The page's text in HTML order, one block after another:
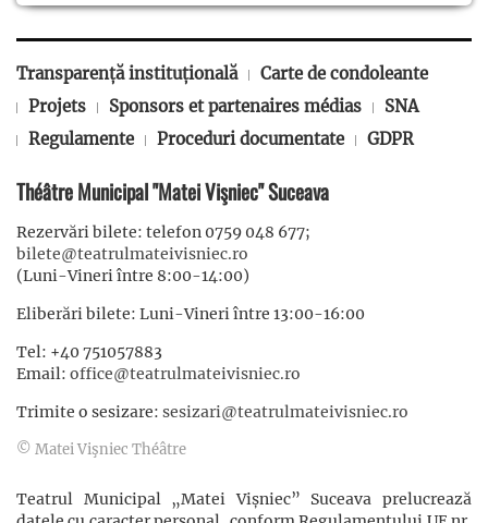
Transparență instituțională
Carte de condoleante
Projets
Sponsors et partenaires médias
SNA
Regulamente
Proceduri documentate GDPR
Théâtre Municipal "Matei Vişniec" Suceava
Rezervări bilete: telefon 0759 048 677;
bilete@teatrulmateivisniec.ro
(Luni-Vineri între 8:00-14:00)
Eliberări bilete: Luni-Vineri între 13:00-16:00
Tel: +40 751057883
Email: office@teatrulmateivisniec.ro
Trimite o sesizare: sesizari@teatrulmateivisniec.ro
© Matei Vişniec Théâtre
Teatrul Municipal „Matei Vișniec” Suceava prelucrează